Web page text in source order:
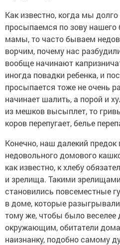
Как известно, когда мы
просыпаемся по зову нашего
мамы, то часто бываем
ворчим, почему нас
вообще начинают
иногда повадки ребенка, и
просыпается тоже не очень
начинает шалить, а порой и
из мешков высыплет, то
коров перепугает, белье
Конечно, наш далекий
недовольного домового
как известно, к хлебу
и зрелища. Такими
становились повсеместные
в доме, которые
тому же, чтобы было
окружающим, обитатели
наизнанку, подобно самому